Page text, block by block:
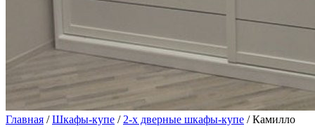
Главная /Шкафы-купе / 2-х дверные шкафы-купе / Камилло